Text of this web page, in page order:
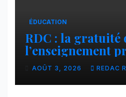
ÉDUCATION
RDC : la gratuité
l’enseignement
vision phare du
Félix Tshisekedi
par une
AOÛT 3, 2026 REDAC